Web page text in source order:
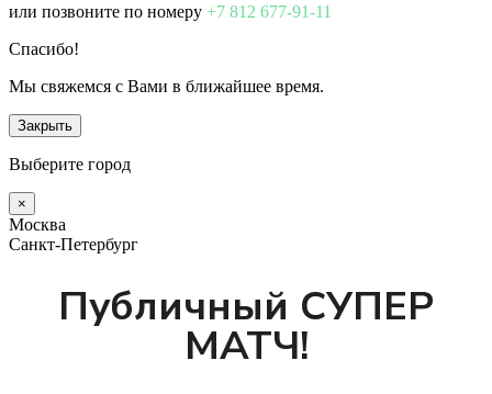
или позвоните по номеру +7 812 677-91-11
Спасибо!
Мы свяжемся с Вами в ближайшее время.
Закрыть
Выберите город
×
Москва
Санкт-Петербург
Публичный СУПЕР
МАТЧ!